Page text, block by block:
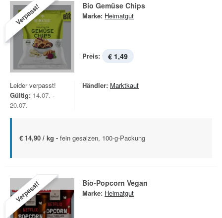
Verpasst! Bio Gemüse Chips
Marke: Heimatgut
Preis: € 1,49
Leider verpasst!
Gültig: 14.07. -
20.07.
Händler: Marktkauf
€ 14,90 / kg - fein gesalzen, 100-g-Packung
Verpasst! Bio-Popcorn Vegan
Marke: Heimatgut